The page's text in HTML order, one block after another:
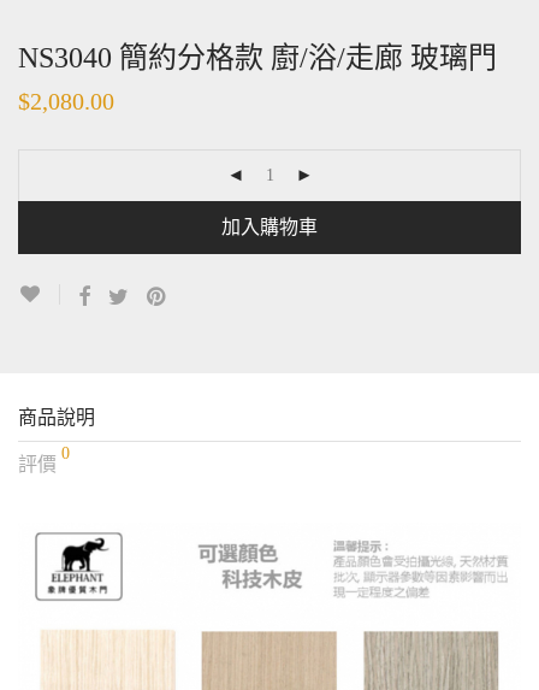
NS3040 簡約分格款 廚/浴/走廊 玻璃門
$2,080.00
加入購物車
商品說明
評價
0